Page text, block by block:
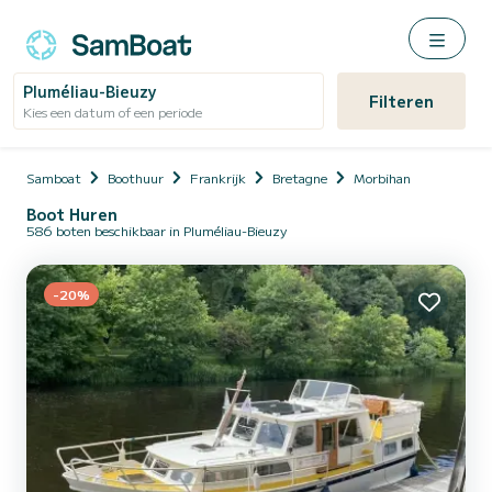
Pluméliau-Bieuzy
Kies een datum of een periode Filteren
Samboat Boothuur Frankrijk Bretagne Morbihan
Boot Huren
586 boten beschikbaar in Pluméliau-Bieuzy
-20%